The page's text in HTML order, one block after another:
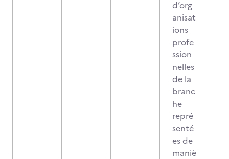
d’org
anisat
ions
profe
ssion
nelles
de la
branc
he
repré
senté
es de
maniè